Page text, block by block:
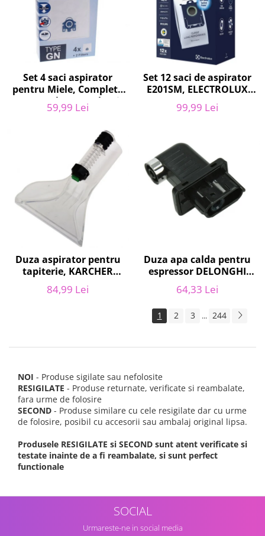
Set 4 saci aspirator
pentru Miele, Complete
C2, Complete C3, Classic
C1, S8, S5, S2, compatibil
59,99 Lei
Set 12 saci de aspirator
E201SM, ELECTROLUX
9001684811, CLASSIC
LONG PERFORMANCE
99,99 Lei
Duza aspirator pentru
tapiterie, KARCHER
9.012-278.0, SE4001,
SE4002, SE5100 si SE6100
84,99 Lei
Duza apa calda pentru
espressor DELONGHI
AS00006949, ECAM22
ECAM29 FEB29 ECAM3
64,33 Lei
1 2 3 ... 244
NOI - Produse sigilate sau nefolosite
RESIGILATE - Produse returnate, verificate si reambalate,
fara urme de folosire
SECOND - Produse similare cu cele resigilate dar cu urme
de folosire, posibil cu accesorii sau ambalaj original lipsa.
Produsele RESIGILATE si SECOND sunt atent verificate si
testate inainte de a fi reambalate, si sunt perfect
functionale
SOCIAL
Urmareste-ne in social media